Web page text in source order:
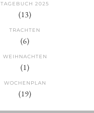
TAGEBUCH 2025
(13)
TRACHTEN
(6)
WEIHNACHTEN
(1)
WOCHENPLAN
(19)